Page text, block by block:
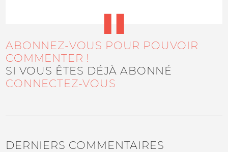
ABONNEZ-VOUS POUR POUVOIR
COMMENTER !
SI VOUS ÊTES DÉJÀ ABONNÉ
CONNECTEZ-VOUS
DERNIERS COMMENTAIRES